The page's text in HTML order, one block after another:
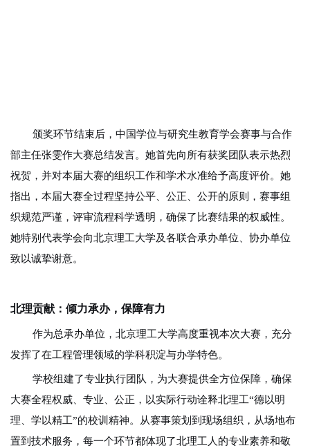
颁奖环节结束后，中国学位与研究生教育学会赛事与合作
部主任张雯作大赛总结发言。她首先向所有获奖团队表示热烈
祝贺，并对本届大赛的组织工作和学术水准给予高度评价。她
指出，本届大赛全过程坚持公平、公正、公开的原则，赛事组
织规范严谨，评审流程科学透明，确保了比赛结果的权威性。
她特别代表学会向北京理工大学及各联合承办单位、协办单位
致以诚挚谢意。
北理贡献：倾力承办，保障有力
作为总承办单位，北京理工大学高度重视本次大赛，充分
发挥了在工程管理领域的学科积淀与办学特色。
学校组建了专业执行团队，为大赛提供全方位保障，确保
大赛全程权威、专业、公正，以实际行动诠释北理工“德以明
理、学以精工”的校训精神。从赛事策划到现场组织，从场地布
置到技术服务，每一个环节都体现了北理工人的专业素养和敬